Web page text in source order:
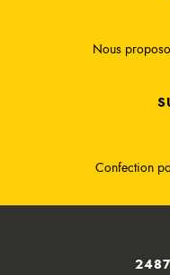
Nous
Confection